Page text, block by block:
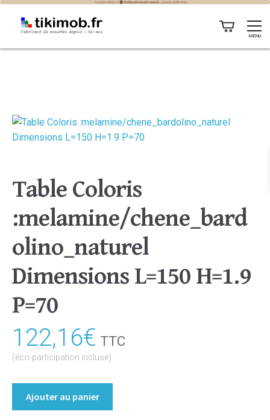
MENU
Table Coloris
:melamine/chene_bard
olino_naturel
Dimensions L=150 H=1.9
P=70
122,16€ TTC
(éco-participation incluse)
Ajouter au panier